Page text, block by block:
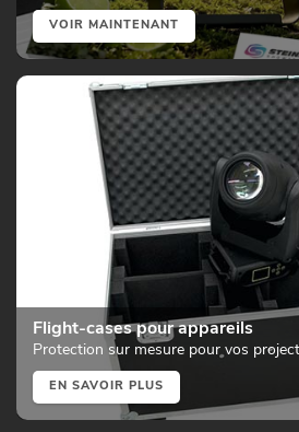
VOIR MAINTENANT
Flight-cases pour appareils
Protection sur mesure pour vos
EN SAVOIR PLUS